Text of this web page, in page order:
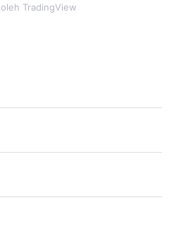
oleh TradingView